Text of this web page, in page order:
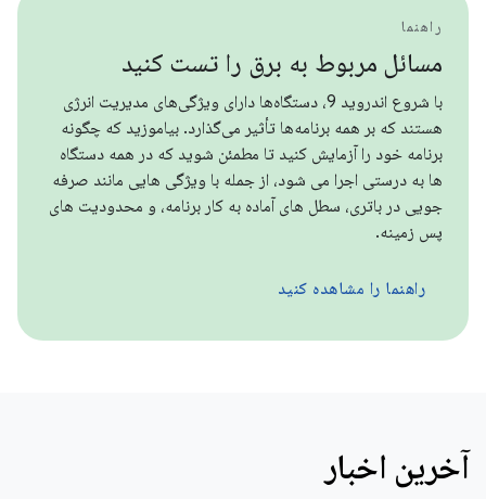
راهنما
مسائل مربوط به برق را تست کنید
با شروع اندروید 9، دستگاه‌ها دارای ویژگی‌های مدیریت انرژی
هستند که بر همه برنامه‌ها تأثیر می‌گذارد. بیاموزید که چگونه
برنامه خود را آزمایش کنید تا مطمئن شوید که در همه دستگاه
ها به درستی اجرا می شود، از جمله با ویژگی هایی مانند صرفه
جویی در باتری، سطل های آماده به کار برنامه، و محدودیت های
پس زمینه.
راهنما را مشاهده کنید
آخرین اخبار